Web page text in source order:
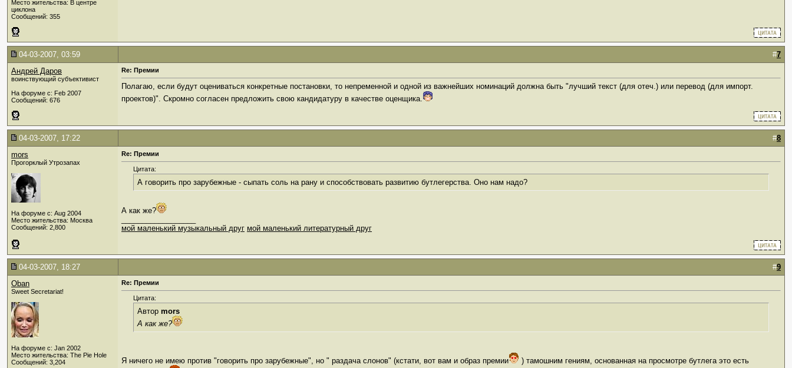
Место жительства: В центре
циклона
Сообщений: 355
04-03-2007, 03:59 #7
Андрей Даров
воинствующий субъективист
На форуме с: Feb 2007
Сообщений: 676
Re: Премии
Полагаю, если будут оцениваться конкретные постановки, то непременной и одной из важнейших номинаций должна быть "лучший текст (для отеч.) или перевод (для импорт.
проектов)". Скромно согласен предложить свою кандидатуру в качестве оценщика.
04-03-2007, 17:22 #8
mors
Прогорклый Утрозапах
На форуме с: Aug 2004
Место жительства: Москва
Сообщений: 2,800
Re: Премии
Цитата:
А говорить про зарубежные - сыпать соль на рану и способствовать развитию бутлегерства. Оно нам надо?
А как же?
мой маленький музыкальный друг мой маленький литературный друг
04-03-2007, 18:27 #9
Oban
Sweet Secretariat!
На форуме с: Jan 2002
Место жительства: The Pie Hole
Сообщений: 3,204
Re: Премии
Цитата:
Автор mors
А как же?
Я ничего не имею против "говорить про зарубежные", но " раздача слонов" (кстати, вот вам и образ премии
) тамошним гениям, основанная на просмотре бутлега это есть